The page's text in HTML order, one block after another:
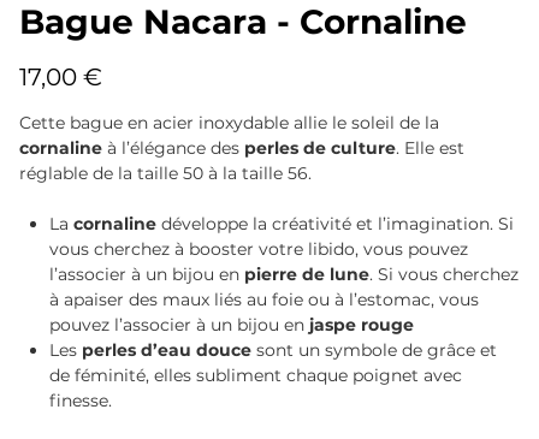
Bague Nacara - Cornaline
17,00 €
Cette bague en acier inoxydable allie le soleil de la
cornaline à l’élégance des perles de culture. Elle est
réglable de la taille 50 à la taille 56.
Lacornaline développe la créativité et l’imagination. Si
vous cherchez à booster votre libido, vous pouvez
l’associer à un bijou en pierre de lune. Si vous cherchez
à apaiser des maux liés au foie ou à l’estomac, vous
pouvez l’associer à un bijou en jaspe rouge
Les perles d’eau doucesont un symbole de grâce et
de féminité, elles subliment chaque poignet avec
finesse.